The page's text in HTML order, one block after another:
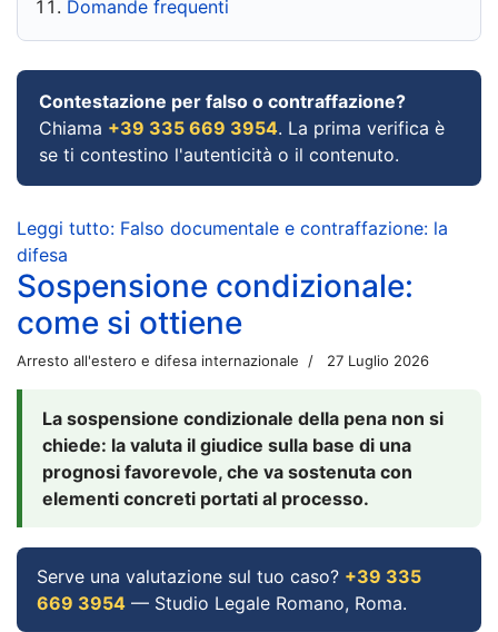
Domande frequenti
Contestazione per falso o contraffazione?
Chiama +39 335 669 3954. La prima verifica è
se ti contestino l'autenticità o il contenuto.
Leggi tutto: Falso documentale e contraffazione: la
difesa
Sospensione condizionale:
come si ottiene
Arresto all'estero e difesa internazionale 27 Luglio 2026
La sospensione condizionale della pena non si
chiede: la valuta il giudice sulla base di una
prognosi favorevole, che va sostenuta con
elementi concreti portati al processo.
Serve una valutazione sul tuo caso? +39 335
669 3954 — Studio Legale Romano, Roma.